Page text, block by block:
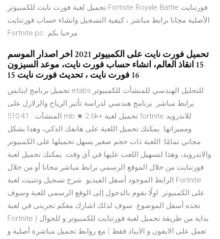
تحميل لعبة فورت نايت للكمبيوتر Fortnite Royale Battle فورتنايت
الأصلية مجانا برابط مباشر ، كيفية التسجيل وانشاء حساب فورتنايت
تحميل فورت نايت على الكمبيوتر 2021 اخر اصدار الموسم
15 انقاذ العالم، انشاء حساب فورت نايت، موعد السيزون
16 فورت نايت ، تحديث فورت نايت 15
تحميل برنامج ايتابس etabs للتحليل الهندسي للمنشأت للكمبيوتر
برابط مباشر. برنامج هندسي لدراسة تأثير الرياح والزلازل على
المنشآت . 510.41 mb ★ 2.6k+ تحميل لعبة fortnite للاندرويد
ومميزاتها. يمكنك تحميل اللعبة على هاتفك الذكي، وهذا بشكل
مجاني تمامًا: اللعبة ذات حجم صغير يسهل تحميلها على الكمبيوتر
والاندرويد، وهذا لتسهيل اللعب عليها في أي وقت. يمكنك تحميل لعبة
فورتنايت من خلال الموقع الرسمي برابط مباشر مجانا أو من خلال
الرابط الموجود أسفل الفيديو. شرح تسجيل وتثبيت لعبة Fortnite
على الكمبيوتر. اولًا نقوم بالدخول إلى الوقع الرسمي للعبة وسوف
تجده أسفل الموضوع. سوف لذلك اشارك معكم تجربتى في لعبة
Fortnite بداية من طريقة تحميل لعبة فورتنايت للكمبيوتر و للجوال (
تعمل على الايفون و الايباد فقط ) مع روابط تحميل مباشرة أصلية و